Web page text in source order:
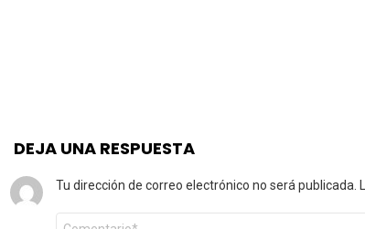
DEJA UNA RESPUESTA
Tu dirección de correo electrónico no será publicada.
Comentario